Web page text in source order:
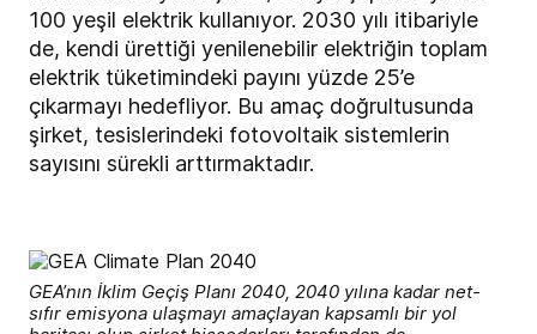
100 yeşil elektrik kullanıyor. 2030 yılı itibariyle
de, kendi ürettiği yenilenebilir elektriğin toplam
elektrik tüketimindeki payını yüzde 25’e
çıkarmayı hedefliyor. Bu amaç doğrultusunda
şirket, tesislerindeki fotovoltaik sistemlerin
sayısını sürekli arttırmaktadır.
GEA’nın İklim Geçiş Planı 2040, 2040 yılına kadar net-
sıfır emisyona ulaşmayı amaçlayan kapsamlı bir yol